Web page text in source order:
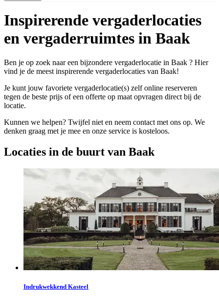
Inspirerende vergaderlocaties
en vergaderruimtes in Baak
Ben je op zoek naar een bijzondere vergaderlocatie in Baak ? Hier
vind je de meest inspirerende vergaderlocaties van Baak!
Je kunt jouw favoriete vergaderlocatie(s) zelf online reserveren
tegen de beste prijs of een offerte op maat opvragen direct bij de
locatie.
Kunnen we helpen? Twijfel niet en neem contact met ons op. We
denken graag met je mee en onze service is kosteloos.
Locaties in de buurt van Baak
Indrukwekkend Kasteel